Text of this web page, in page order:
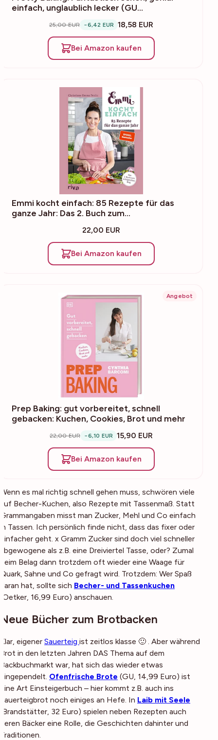
einfach, unglaublich lecker (GU…
25,00 EUR −6,42 EUR 18,58 EUR
Bei Amazon kaufen
Emmi kocht einfach: 85 Rezepte für das
ganze Jahr: Das 2. Buch zum…
22,00 EUR
Bei Amazon kaufen
Angebot
Prep Baking: gut vorbereitet, schnell
gebacken: Kuchen, Cookies, Brot und mehr
22,00 EUR −6,10 EUR 15,90 EUR
Bei Amazon kaufen
Wenn es mal richtig schnell gehen muss, schwören viele
auf Becher-Kuchen, also Rezepte mit Tassenmaß. Statt
Grammangaben misst man Zucker, Mehl und Co einfach
in Tassen. Ich persönlich finde nicht, dass das fixer oder
einfacher geht. x Gramm Zucker sind doch viel schneller
abgewogene als z.B. eine Dreiviertel Tasse, oder? Zumal
beim Belag dann trotzdem oft wieder eine Waage für
Quark, Sahne und Co gefragt wird. Trotzdem: Wer Spaß
daran hat, sollte sich Becher- und Tassenkuchen
Oetker, 16,99 Euro) anschauen.
Neue Bücher zum Brotbacken
Klar, eigener Sauerteig ist zeitlos klasse 🙂 . Aber während
Brot in den letzten Jahren DAS Thema auf dem
Backbuchmarkt war, hat sich das wieder etwas
eingependelt. Ofenfrische Brote (GU, 14,99 Euro) ist
eine Art Einsteigerbuch – hier kommt z.B. auch ins
Sauerteigbrot noch einiges an Hefe. In Laib mit Seele
Brandstätter, 32 Euro) spielen neben Rezepten auch
deren Bäcker eine Rolle, die Geschichten dahinter und
Traditionen.